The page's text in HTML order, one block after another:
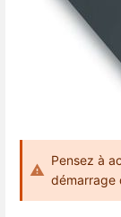
Pensez à
démarrage